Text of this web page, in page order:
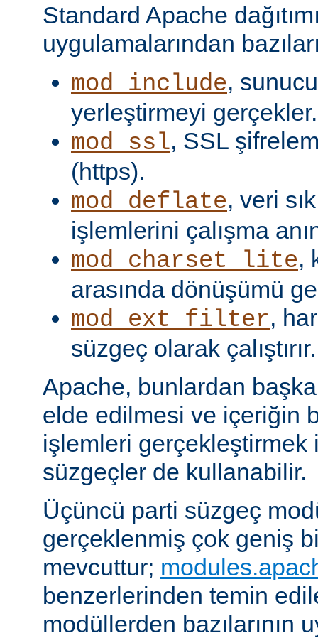
Standard Apache
uygulamalarından
mod_include,
yerleştirmeyi gerçekler.
mod_ssl, SSL
(https).
mod_deflate, veri
işlemlerini çalışma
mod_charset_lite,
arasında dönüşümü
mod_ext_filter,
süzgeç olarak çalıştırır.
Apache, bunlardan
elde edilmesi ve içeriğin
işlemleri gerçekleştirmek
süzgeçler de kullanabilir.
Üçüncü parti süzgeç
gerçeklenmiş çok geniş
mevcuttur;
benzerlerinden temin
modüllerden bazılarının